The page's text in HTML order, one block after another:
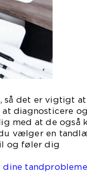
så det er vigtigt
diagnosticere og
med at de også
vælger en
og føler dig